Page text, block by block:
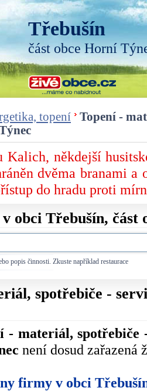
Třebušín
část obce Horní
topení
Topení -
Kalich, někdejší
dvěma branami a
do hradu proti
obci Třebušín, část
popis činnosti. Zkuste například restaurace
spotřebiče -
- materiál, spotřebiče
není dosud zařazená
firmy v obci